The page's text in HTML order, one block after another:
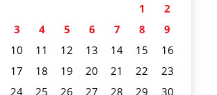
1
2
3
4 5 6 7 8
9
10
11 12 13 14 15
16
17
18 19 20 21 22
23
24
25 26 27 28 29
30